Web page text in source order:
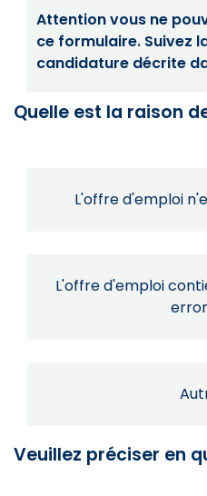
Attention vous ne
ce formulaire. Suivez
candidature décrite
Quelle est la raison
L'offre d'emploi
L'offre d'emploi
Veuillez préciser en